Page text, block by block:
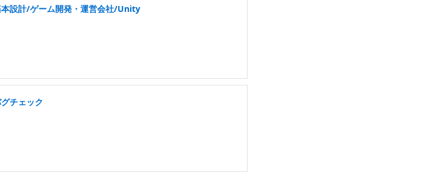
設計/ゲーム開発・運営会社/Unity
チェック